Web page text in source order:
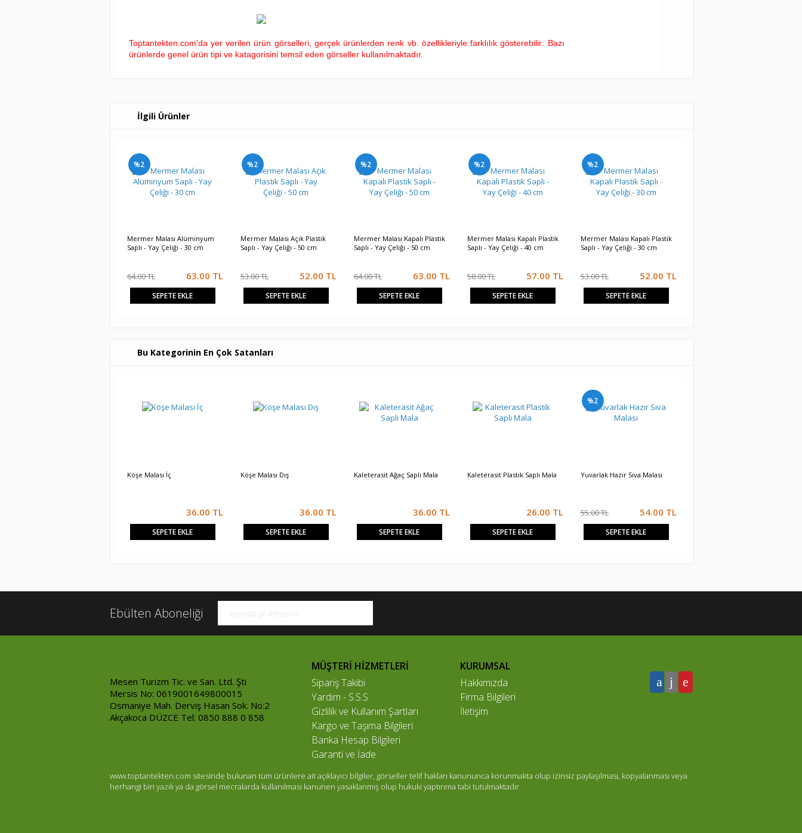
Toptantekten.com'da yer verilen ürün görselleri, gerçek ürünlerden renk vb. özellikleriyle farklılık gösterebilir: Bazı
ürünlerde genel ürün tipi ve katagorisini temsil eden görseller kullanılmaktadır.
İlgili Ürünler
%2
Mermer Malası Alüminyum
Saplı - Yay Çeliği - 30 cm
64.00 TL 63.00 TL
SEPETE EKLE
%2
Mermer Malası Açık Plastik
Saplı - Yay Çeliği - 50 cm
53.00 TL 52.00 TL
SEPETE EKLE
%2
Mermer Malası Kapalı Plastik
Saplı - Yay Çeliği - 50 cm
64.00 TL 63.00 TL
SEPETE EKLE
%2
Mermer Malası Kapalı Plastik
Saplı - Yay Çeliği - 40 cm
58.00 TL 57.00 TL
SEPETE EKLE
%2
Mermer Malası Kapalı Plastik
Saplı - Yay Çeliği - 30 cm
53.00 TL 52.00 TL
SEPETE EKLE
Bu Kategorinin En Çok Satanları
Köşe Malası İç
36.00 TL
SEPETE EKLE
Köşe Malası Dış
36.00 TL
SEPETE EKLE
Kaleterasit Ağaç Saplı Mala
36.00 TL
SEPETE EKLE
Kaleterasit Plastik Saplı Mala
26.00 TL
SEPETE EKLE
%2
Yuvarlak Hazır Sıva Malası
55.00 TL 54.00 TL
SEPETE EKLE
Ebülten Aboneliği
Mesen Turizm Tic. ve San. Ltd. Şti
Mersis No: 0619001649800015
Osmaniye Mah. Derviş Hasan Sok. No:2
Akçakoca DÜZCE Tel: 0850 888 0 858
MÜŞTERİ HİZMETLERİ
Sipariş Takibi
Yardım - S.S.S
Gizlilik ve Kullanım Şartları
Kargo ve Taşıma Bilgileri
Banka Hesap Bilgileri
Garanti ve İade
KURUMSAL
Hakkımızda
Firma Bilgileri
İletişim
www.toptantekten.com sitesinde bulunan tüm ürünlere ait açıklayıcı bilgiler, görseller telif hakları kanununca korunmakta olup izinsiz paylaşılması, kopyalanması veya
herhangi biri yazılı ya da görsel mecralarda kullanılması kanunen yasaklanmış olup hukuki yaptırıma tabi tutulmaktadır.